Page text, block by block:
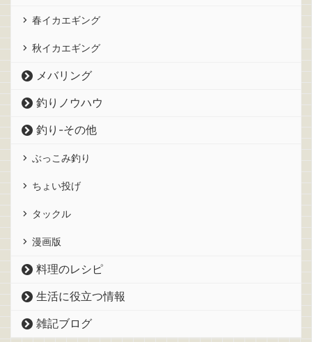
春イカエギング
秋イカエギング
メバリング
釣りノウハウ
釣り-その他
ぶっこみ釣り
ちょい投げ
タックル
漫画版
料理のレシピ
生活に役立つ情報
雑記ブログ